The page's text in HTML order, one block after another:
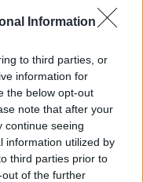
Information
to third parties, or
information for
the below opt-out
note that after your
continue seeing
information utilized by
third parties prior to
of the further
corvinszigony